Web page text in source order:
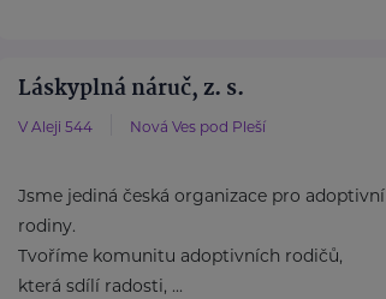
Láskyplná náruč, z. s.
V Aleji 544 Nová Ves pod Pleší
Jsme jediná česká organizace pro adoptivní
rodiny.
Tvoříme komunitu adoptivních rodičů,
která sdílí radosti, ...